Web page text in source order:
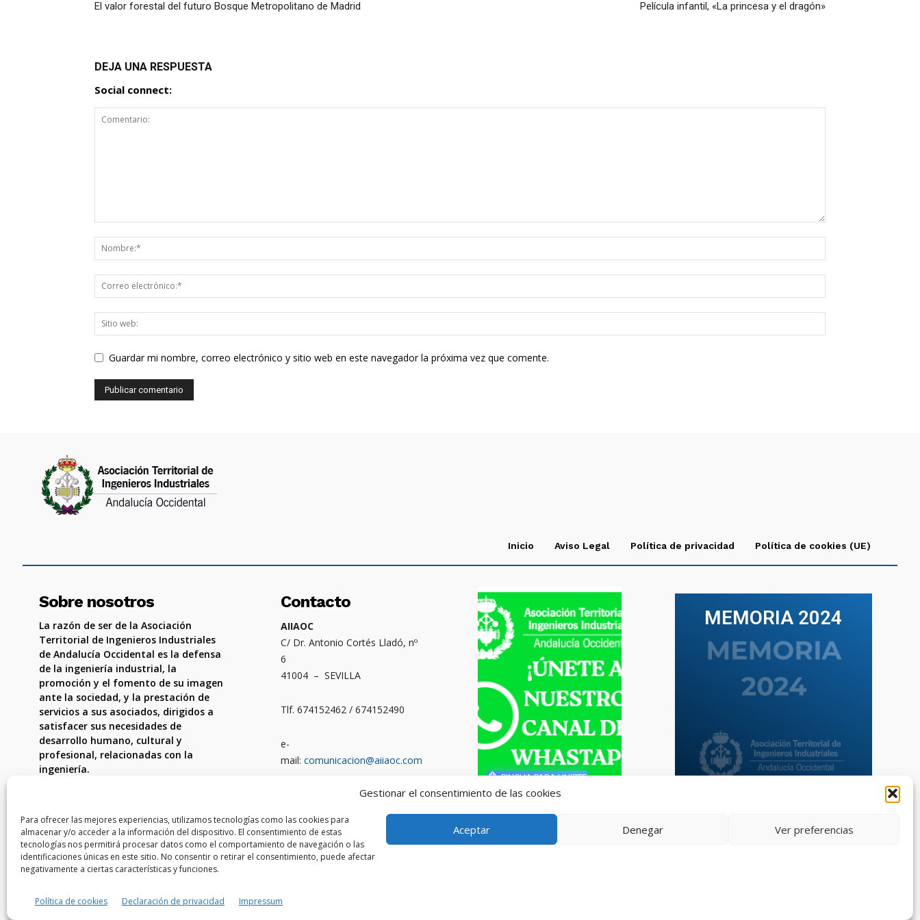
Gestionar el consentimiento de las cookies
Para ofrecer las mejores experiencias, utilizamos tecnologías como las cookies para
almacenar y/o acceder a la información del dispositivo. El consentimiento de estas
tecnologías nos permitirá procesar datos como el comportamiento de navegación o las
identificaciones únicas en este sitio. No consentir o retirar el consentimiento, puede afectar
negativamente a ciertas características y funciones.
Aceptar Denegar Ver preferencias
Política de cookies Declaración de privacidad Impressum
El valor forestal del futuro Bosque Metropolitano de Madrid Película infantil, «La princesa y el dragón»
DEJA UNA RESPUESTA
Social connect:
Guardar mi nombre, correo electrónico y sitio web en este navegador la próxima vez que comente.
Inicio Aviso Legal Política de privacidad Política de cookies (UE)
Sobre nosotros
La razón de ser de la Asociación
Territorial de Ingenieros Industriales
de Andalucía Occidental es la defensa
de la ingeniería industrial, la
promoción y el fomento de su imagen
ante la sociedad, y la prestación de
servicios a sus asociados, dirigidos a
satisfacer sus necesidades de
desarrollo humano, cultural y
profesional, relacionadas con la
ingeniería.
Contacto
AIIAOC
C/ Dr. Antonio Cortés Lladó, nº
6
41004 – SEVILLA
Tlf. 674152462 / 674152490
e-
mail:comunicacion@aiiaoc.com
Ámbito territorial: Cádiz,
Córdoba, Huelva y Sevilla
PINCHA PARA UNIRTE
MEMORIA 2024
© Copyright © 2023 AIIAOC - Asociación Territorial de Ingenieros Industriales de Andalucía Occidental. Página web diseñada por el Departamento de Comunicación de